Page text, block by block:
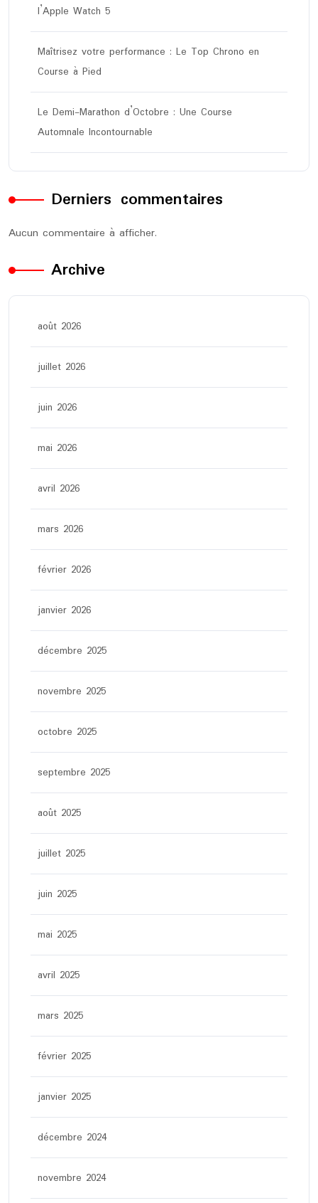
l’Apple Watch 5
Maîtrisez votre performance : Le Top Chrono en
Course à Pied
Le Demi-Marathon d’Octobre : Une Course
Automnale Incontournable
Derniers commentaires
Aucun commentaire à afficher.
Archive
août 2026
juillet 2026
juin 2026
mai 2026
avril 2026
mars 2026
février 2026
janvier 2026
décembre 2025
novembre 2025
octobre 2025
septembre 2025
août 2025
juillet 2025
juin 2025
mai 2025
avril 2025
mars 2025
février 2025
janvier 2025
décembre 2024
novembre 2024